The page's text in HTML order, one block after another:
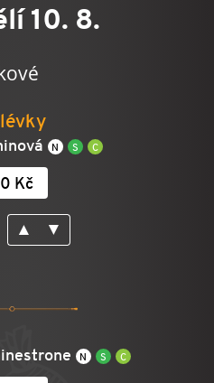
10. 8.
Kč
▲ ▼